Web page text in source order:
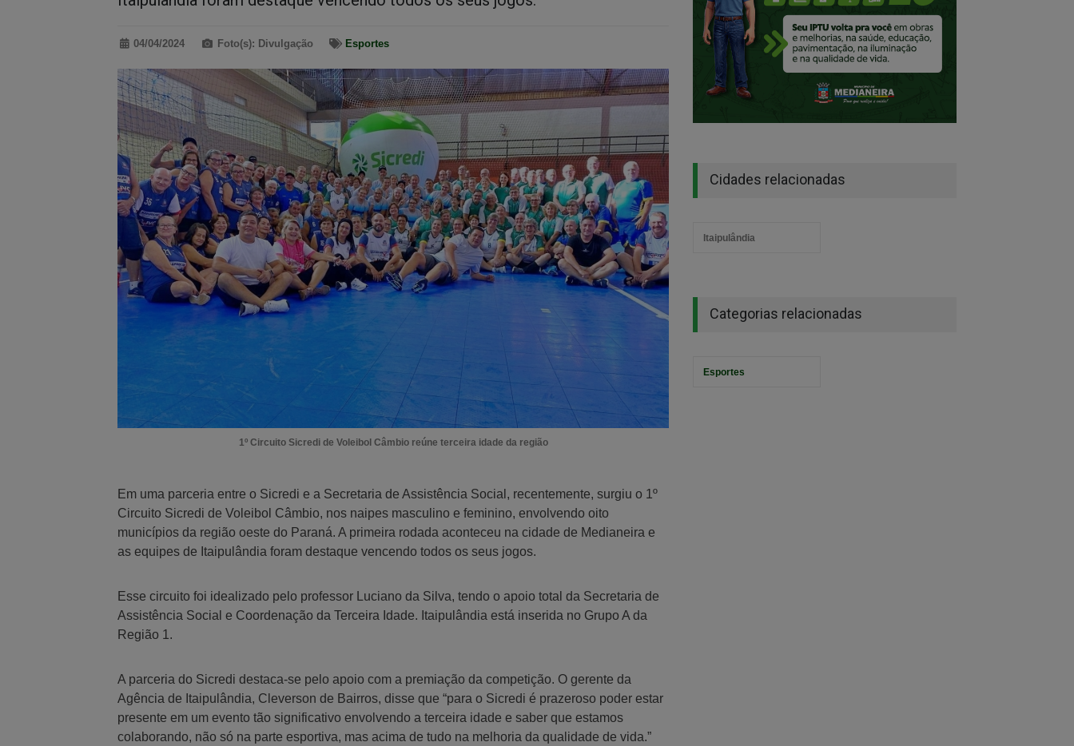
04/04/2024 Foto(s): Divulgação Esportes
1º Circuito Sicredi de Voleibol Câmbio reúne terceira idade da região
Em uma parceria entre o Sicredi e a Secretaria de Assistência Social, recentemente, surgiu o 1º
Circuito Sicredi de Voleibol Câmbio, nos naipes masculino e feminino, envolvendo oito
municípios da região oeste do Paraná. A primeira rodada aconteceu na cidade de Medianeira e
as equipes de Itaipulândia foram destaque vencendo todos os seus jogos.
Esse circuito foi idealizado pelo professor Luciano da Silva, tendo o apoio total da Secretaria de
Assistência Social e Coordenação da Terceira Idade. Itaipulândia está inserida no Grupo A da
Região 1.
A parceria do Sicredi destaca-se pelo apoio com a premiação da competição. O gerente da
Agência de Itaipulândia, Cleverson de Bairros, disse que “para o Sicredi é prazeroso poder estar
presente em um evento tão significativo envolvendo a terceira idade e saber que estamos
colaborando, não só na parte esportiva, mas acima de tudo na melhoria da qualidade de vida.”
Cidades relacionadas
Itaipulândia
Categorias relacionadas
Esportes